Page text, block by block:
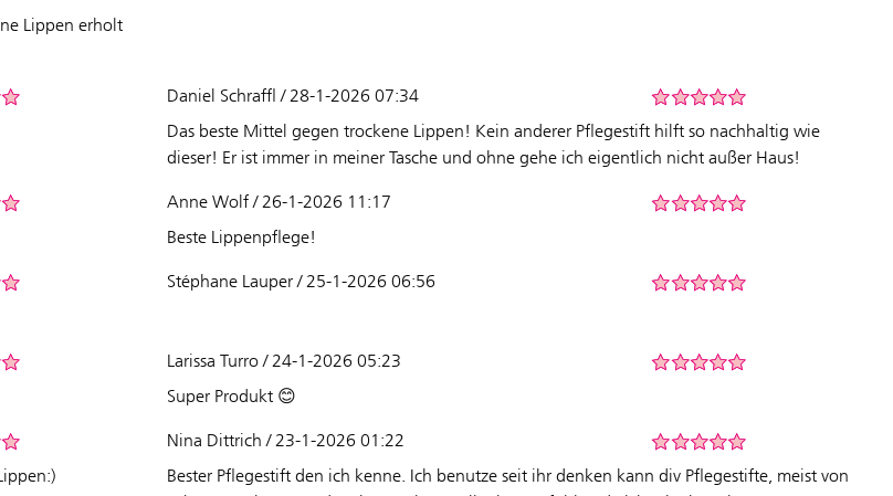
Lippen erholt
Daniel Schraffl / 28-1-2026 07:34
Das beste Mittel gegen trockene Lippen! Kein anderer Pflegestift hilft so nachhaltig wie
dieser! Er ist immer in meiner Tasche und ohne gehe ich eigentlich nicht außer Haus!
Anne Wolf / 26-1-2026 11:17
Beste Lippenpflege!
Stéphane Lauper / 25-1-2026 06:56
Larissa Turro / 24-1-2026 05:23
Super Produkt 😊
Nina Dittrich / 23-1-2026 01:22
Bester Pflegestift den ich kenne. Ich benutze seit ihr denken kann div Pflegestifte, meist von